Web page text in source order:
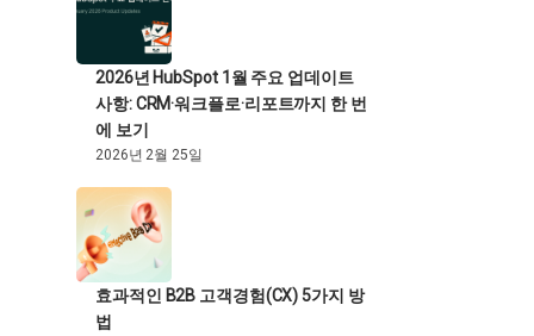
2026년 HubSpot 1월 주요 업데이트
사항: CRM·워크플로·리포트까지 한 번
에 보기
2026년 2월 25일
효과적인 B2B 고객경험(CX) 5가지 방
법